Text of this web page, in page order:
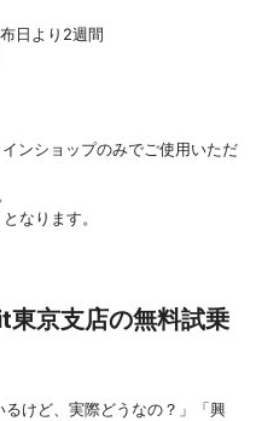
日より2週間
ンショップのみでご使用いただ
なります。
京支店の無料試乗
けど、実際どうなの？」「興